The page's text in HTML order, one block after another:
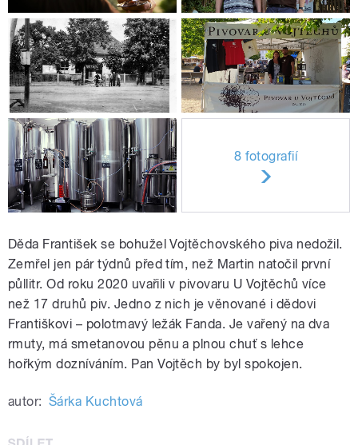
8 fotografií
Děda František se bohužel Vojtěchovského piva nedožil.
Zemřel jen pár týdnů před tím, než Martin natočil první
půllitr. Od roku 2020 uvařili v pivovaru U Vojtěchů více
než 17 druhů piv. Jedno z nich je věnované i dědovi
Františkovi – polotmavý ležák Fanda. Je vařený na dva
rmuty, má smetanovou pěnu a plnou chuť s lehce
hořkým dozníváním. Pan Vojtěch by byl spokojen.
autor: Šárka Kuchtová